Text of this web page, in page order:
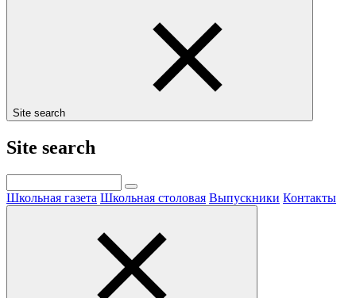
Site search
Site search
Школьная газета Школьная столовая Выпускники Контакты